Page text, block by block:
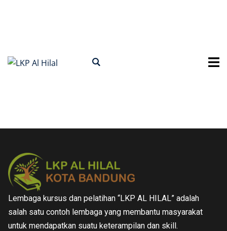
Lembaga kursus dan pelatihan “LKP AL HILAL” adalah
salah satu contoh lembaga yang membantu masyarakat
untuk mendapatkan suatu keterampilan dan skill.